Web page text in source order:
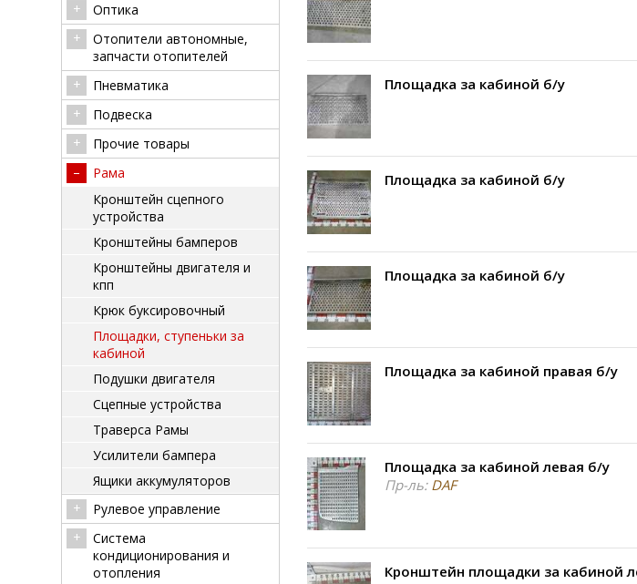
Оптика
Отопители автономные,
запчасти отопителей
Пневматика
Подвеска
Прочие товары
Рама
Кронштейн сцепного
устройства
Кронштейны бамперов
Кронштейны двигателя и
кпп
Крюк буксировочный
Площадки, ступеньки за
кабиной
Подушки двигателя
Сцепные устройства
Траверса Рамы
Усилители бампера
Ящики аккумуляторов
Рулевое управление
Система
кондиционирования и
отопления
Площадка за кабиной б/у
Площадка за кабиной б/у
Площадка за кабиной б/у
Площадка за кабиной правая б/у
Площадка за кабиной левая б/у
Пр-ль:DAF
Кронштейн площадки за кабиной